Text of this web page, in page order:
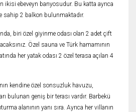
ikisi ebeveyn banyosudur. Bu katta ayrıca
sahip 2 balkon bulunmaktadır.
biri özel giyinme odası olan 2 adet çift
Özel sauna ve Türk hamamının
her yatak odası 2 özel terasa açılan 4
kendine özel sonsuzluk havuzu,
bulunan geniş bir terası vardır. Barbekü
alanının yanı sıra. Ayrıca her villanın